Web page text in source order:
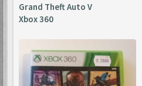
Grand Theft Auto V
Xbox 360